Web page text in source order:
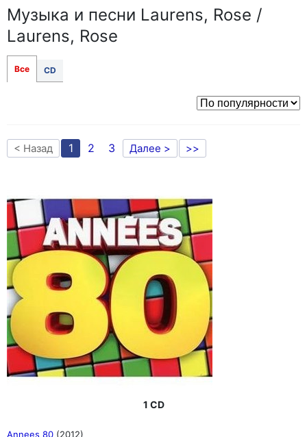
Музыка и песни Laurens, Rose /
Laurens, Rose
Все CD
< Назад 1 2 3 Далее > >>
1 CD
Annees 80 (2012)